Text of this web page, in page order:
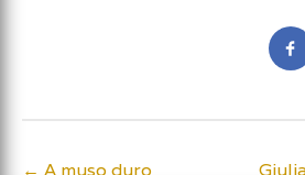
← A muso duro